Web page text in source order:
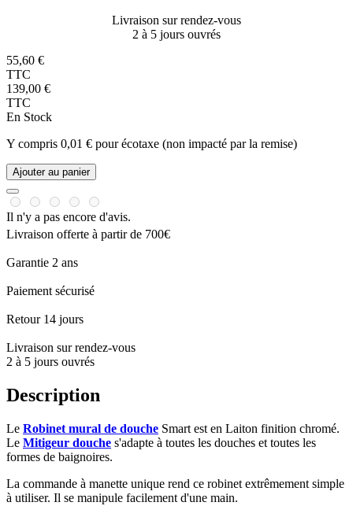
Livraison sur rendez-vous
2 à 5 jours ouvrés
55,60 €
TTC
139,00 €
TTC
En Stock
Y compris 0,01 € pour écotaxe (non impacté par la remise)
Ajouter au panier
Il n'y a pas encore d'avis.
Livraison offerte à partir de 700€
Garantie 2 ans
Paiement sécurisé
Retour 14 jours
Livraison sur rendez-vous
2 à 5 jours ouvrés
Description
Le Robinet mural de douche Smart est en Laiton finition chromé.
Le Mitigeur douche s'adapte à toutes les douches et toutes les
formes de baignoires.
La commande à manette unique rend ce robinet extrêmement simple
à utiliser. Il se manipule facilement d'une main.